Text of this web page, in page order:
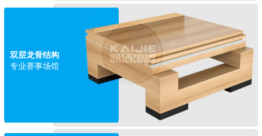
双层龙骨结构
专业赛事场馆